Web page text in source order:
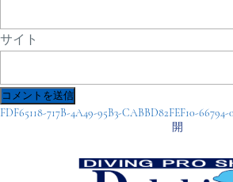
サイト
投
FDF65118-717B-4A49-95B3-CABBD82FEF10-
開